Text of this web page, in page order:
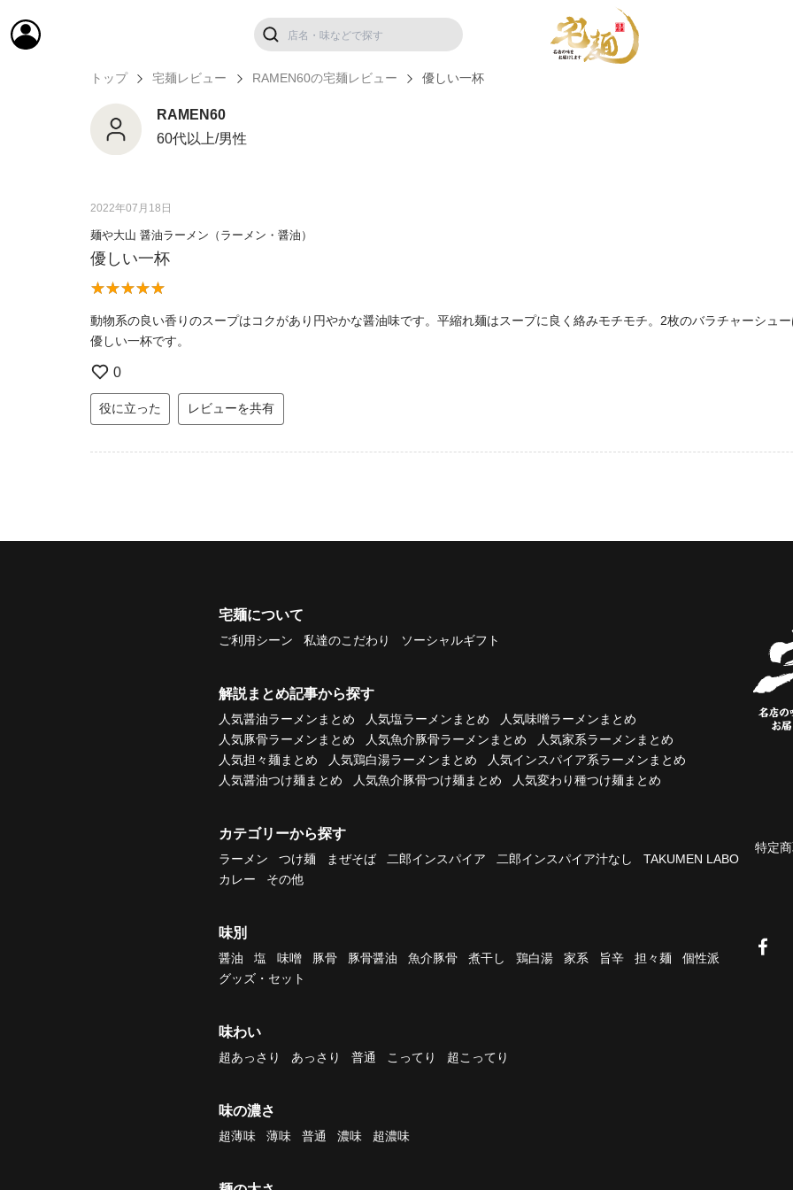
トップ 宅麺レビュー RAMEN60の宅麺レビュー 優しい一杯
RAMEN60
60代以上/男性
2022年07月18日
麺や大山 醤油ラーメン（ラーメン・醤油）
優しい一杯
動物系の良い香りのスープはコクがあり円やかな醤油味です。平縮れ麺はスープに良く絡みモチモチ。2枚のバラチャーシュ
優しい一杯です。
0
役に立った レビューを共有
宅麺について
ご利用シーン 私達のこだわり ソーシャルギフト
解説まとめ記事から探す
人気醤油ラーメンまとめ 人気塩ラーメンまとめ
人気味噌ラーメンまとめ
人気豚骨ラーメンまとめ
人気魚介豚骨ラーメンまとめ
人気家系ラーメンまとめ
人気担々麺まとめ
人気鶏白湯ラーメンまとめ
人気インスパイア系ラーメンまとめ
人気醤油つけ麺まとめ
人気魚介豚骨つけ麺まとめ 人気変わり種つけ麺まとめ
カテゴリーから探す
ラーメン つけ麺 まぜそば 二郎インスパイア 二郎インスパイア汁なし
TAKUMEN LABO
カレー
その他
味別
醤油 塩 味噌 豚骨 豚骨醤油 魚介豚骨 煮干し 鶏白湯 家系 旨辛 担々麺
個性派
グッズ・セット
味わい
超あっさり あっさり 普通 こってり 超こってり
味の濃さ
超薄味 薄味 普通 濃味 超濃味
特定